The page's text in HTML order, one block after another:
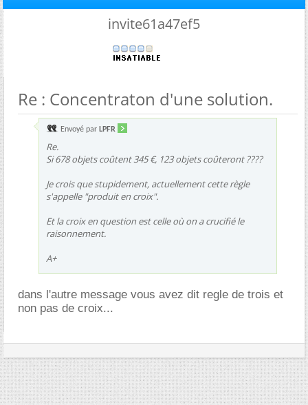
invite61a47ef5
Re : Concentraton d'une solution.
Envoyé par LPFR
Re.
Si 678 objets coûtent 345 €, 123 objets coûteront ????
Je crois que stupidement, actuellement cette règle
s'appelle "produit en croix".
Et la croix en question est celle où on a crucifié le
raisonnement.
A+
dans l'autre message vous avez dit regle de trois et
non pas de croix...